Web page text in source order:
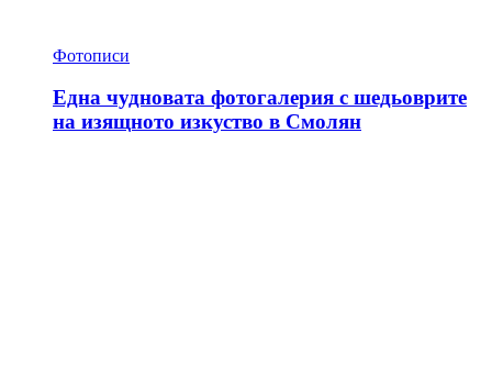
Фотописи
Една чудновата фотогалерия с шедьоврите
на изящното изкуство в Смолян